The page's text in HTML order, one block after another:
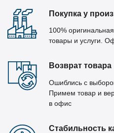
Покупка у
100%
товары и услуги.
Возврат товара
Ошиблись с
Примем товар и
в офис
Стабильность